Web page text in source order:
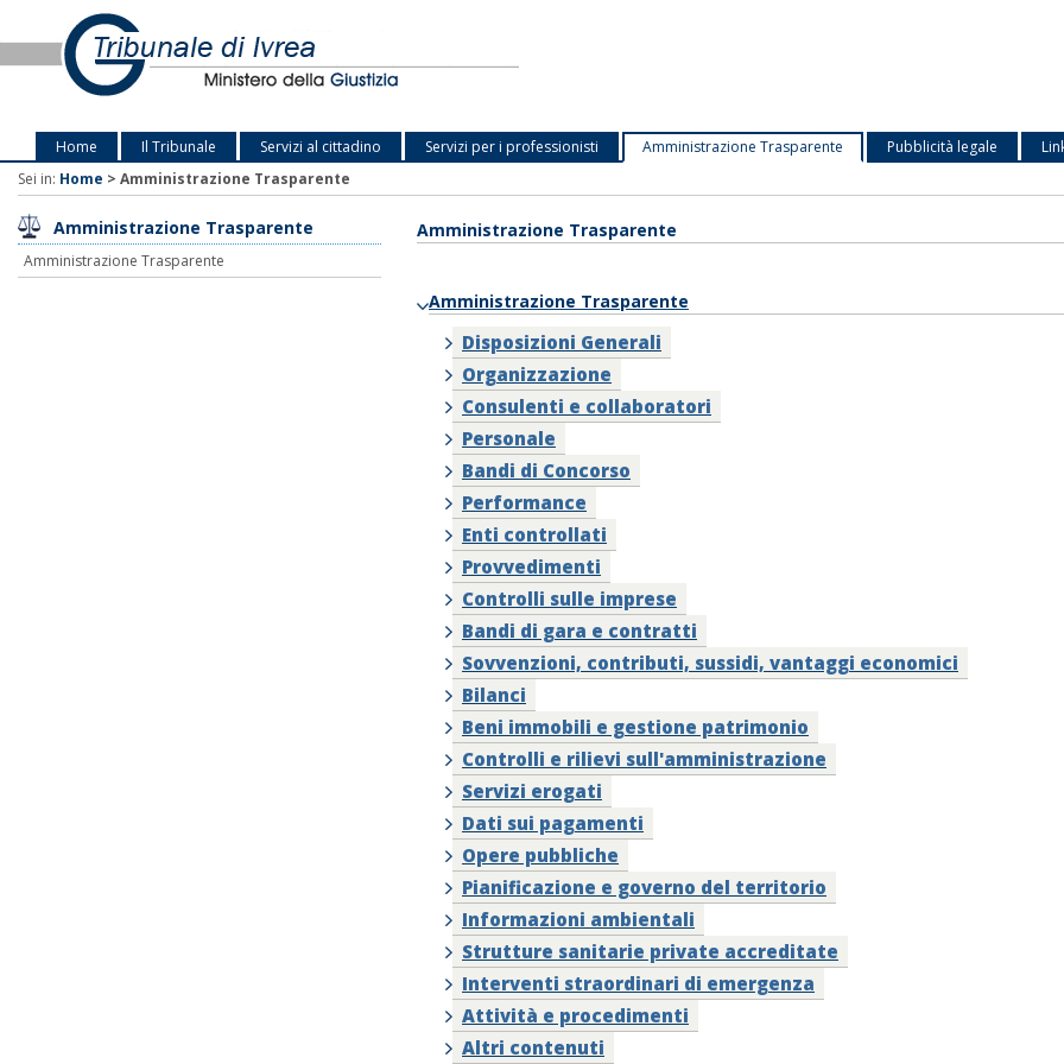
Home Il Tribunale Servizi al cittadino Servizi per i professionisti Amministrazione Trasparente Pubblicità legale
Sei in: Home > Amministrazione Trasparente
Amministrazione Trasparente
Amministrazione Trasparente
Amministrazione Trasparente
Amministrazione Trasparente
Disposizioni Generali
Organizzazione
Consulenti e collaboratori
Personale
Bandi di Concorso
Performance
Enti controllati
Provvedimenti
Controlli sulle imprese
Bandi di gara e contratti
Sovvenzioni, contributi, sussidi, vantaggi economici
Bilanci
Beni immobili e gestione patrimonio
Controlli e rilievi sull'amministrazione
Servizi erogati
Dati sui pagamenti
Opere pubbliche
Pianificazione e governo del territorio
Informazioni ambientali
Strutture sanitarie private accreditate
Interventi straordinari di emergenza
Attività e procedimenti
Altri contenuti